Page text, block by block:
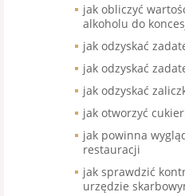
jak obliczyć
alkoholu do
jak odzyskać
jak odzyskać
jak odzyskać
jak otworzyć
jak powinna
restauracji
jak sprawdzić
urzędzie